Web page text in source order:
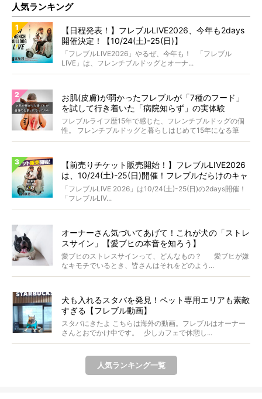
人気ランキング
【日程発表！】フレブルLIVE2026、今年も2days
開催決定！【10/24(土)-25(日)】
「フレブルLIVE2026」やるぜ、今年も！ 「フレブル
LIVE」は、フレンチブルドッグとオーナ...
お肌(皮膚)が弱かったフレブルが「7種のフード」
を試して行き着いた「病院知らず」の実体験
フレブルライフ歴15年で感じた、フレンチブルドッグの個
性。 フレンチブルドッグと暮らしはじめて15年になる筆
者...
【前売りチケット販売開始！】フレブルLIVE2026
は、10/24(土)-25(日)開催！フレブルだらけのキャ
ンプ・前夜祭・バスプランも新登場!?
「フレブルLIVE 2026」は10/24(土)-25(日)の2days開催！
「フレブルLIV...
オーナーさん気づいてあげて！これが犬の「ストレ
スサイン」【愛ブヒの本音を知ろう】
愛ブヒのストレスサインって、どんなもの？ 愛ブヒが嫌
なキモチでいるとき、皆さんはそれをどのよう...
犬も入れるスタバを発見！ペット専用エリアも素敵
すぎる【フレブル動画】
スタバにきたよ こちらは海外の動画。フレブルはオーナー
さんとおでかけ中です。 少しカフェで休憩し...
人気ランキング一覧